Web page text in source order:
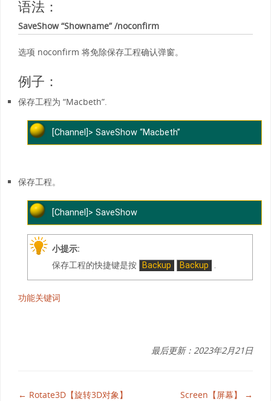
语法：
SaveShow “Showname” /noconfirm
选项 noconfirm 将免除保存工程确认弹窗。
例子：
保存工程为 “Macbeth”.
[Channel]> SaveShow “Macbeth”
保存工程。
[Channel]> SaveShow
小提示:
保存工程的快捷键是按
Backup Backup .
功能关键词
最后更新：2023年2月21日
← Rotate3D【旋转3D对象】 Screen【屏幕】 →